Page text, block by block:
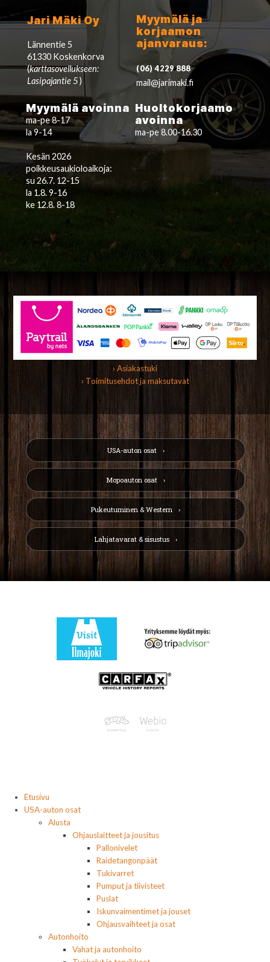
Jari Mäki Oy
Lännentie 5
61330 Koskenkorva
(karttasovellukseen:
Lasipajantie 5)
Myymälä ja
korjaamon
ajanvaraus:
(06) 4229 888
mail@jarimaki.fi
Myymälä avoinna
ma-pe 8-17
la 9-14
Kesän 2026
poikkeusaukioloaikoja:
su 26.7. 12-15
la 1.8. 9-16
ke 12.8. 8-18
Huoltokorjaamo
avoinna
ma-pe 8.00-16.30
› Asiakastuki
› Toimitusehdot ja maksutavat
USA-auton osat
Mopoauton osat
Pukeutuminen & Western
Lahjatavarat & sisustus
Etusivu
USA-auton osat
Alusta
Ohjauslaitteet ja jousitus
Pallonivelet
Raidetangonpäät
Tukivarret
Pumput ja tiivisteet
Puslat
Iskunvaimentimet ja jouset
Ohjausvaihteet ja osat
Autonhoito
Vahat ja autonhoito